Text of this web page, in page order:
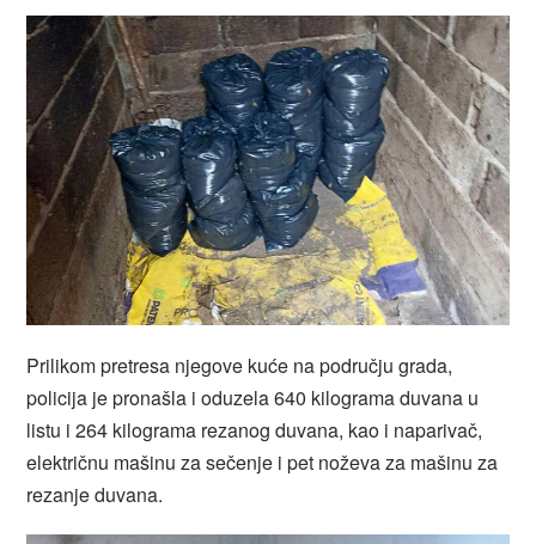
Prilikom pretresa njegove kuće na području grada,
policija je pronašla i oduzela 640 kilograma duvana u
listu i 264 kilograma rezanog duvana, kao i naparivač,
električnu mašinu za sečenje i pet noževa za mašinu za
rezanje duvana.